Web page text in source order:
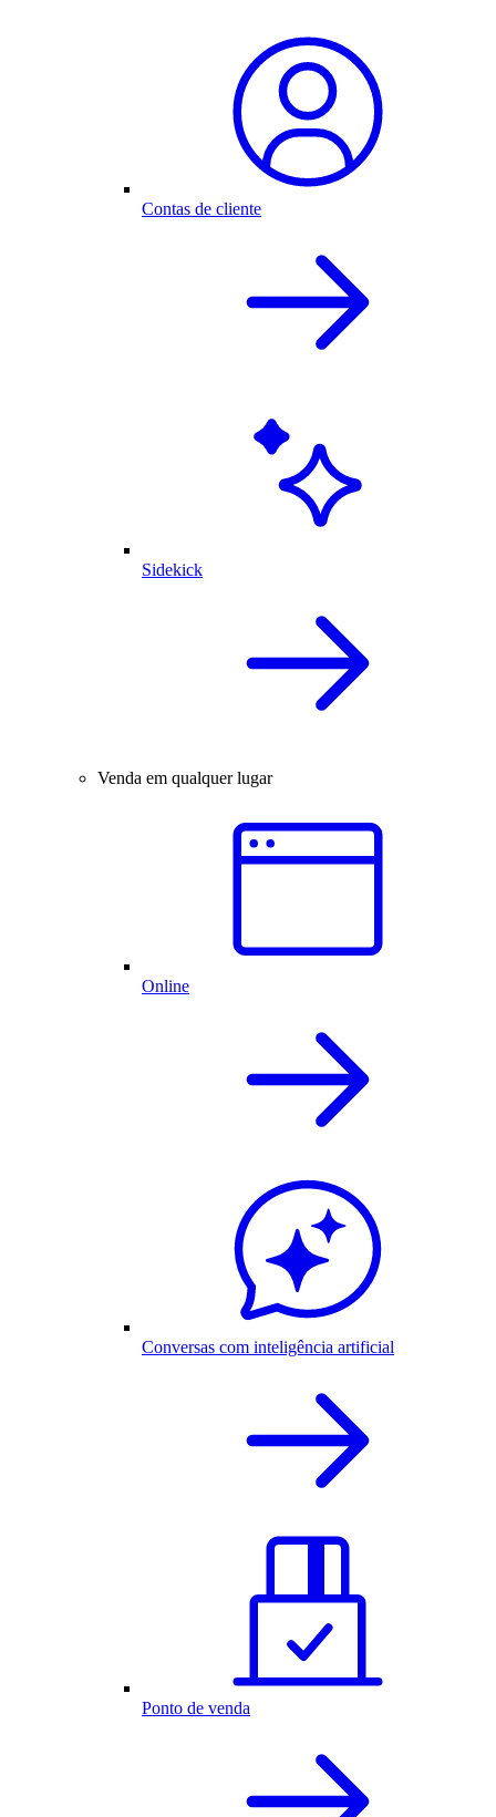
Contas de cliente
Sidekick
Venda em qualquer lugar
Online
Conversas com inteligência artificial
Ponto de venda